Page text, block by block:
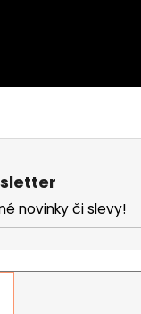
novinky či slevy!